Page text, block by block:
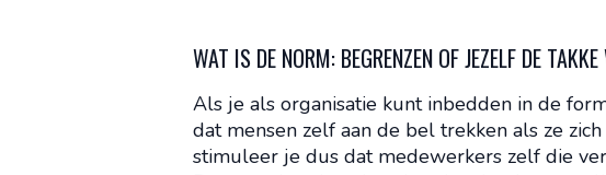
WAT IS DE NORM: BEGRENZEN OF JEZELF DE
Als je als organisatie kunt inbedden in de
dat mensen zelf aan de bel trekken als ze
stimuleer je dus dat medewerkers zelf die